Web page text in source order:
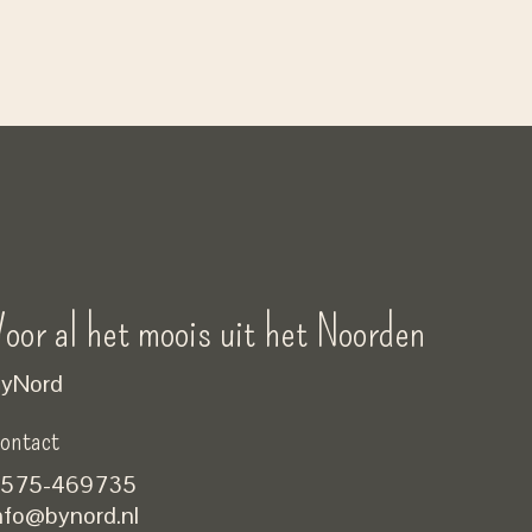
al het moois uit het Noorden
469735